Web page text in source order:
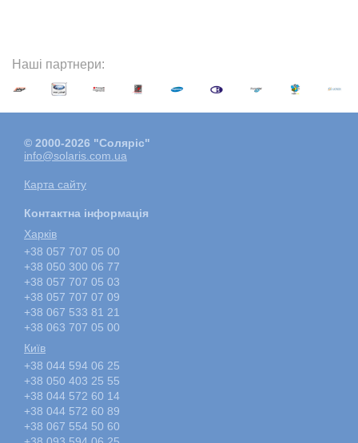
Наші партнери:
© 2000-2026 "Соляріс"
info@solaris.com.ua
Карта сайту
Контактна інформація
Харкiв
+38 057 707 05 00
+38 050 300 06 77
+38 057 707 05 03
+38 057 707 07 09
+38 067 533 81 21
+38 063 707 05 00
Київ
+38 044 594 06 25
+38 050 403 25 55
+38 044 572 60 14
+38 044 572 60 89
+38 067 554 50 60